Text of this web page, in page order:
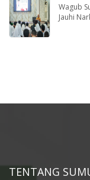
Wagub
Jauhi
TENTANG